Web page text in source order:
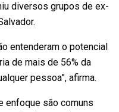
diversos grupos de ex-
entenderam o potencial
de mais de 56% da
pessoa”, afirma.
enfoque são comuns